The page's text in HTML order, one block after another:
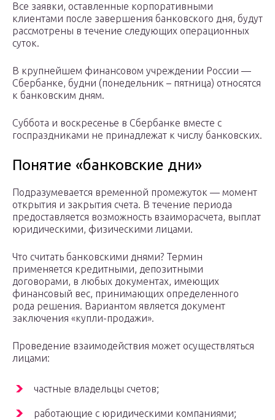
Все заявки, оставленные корпоративными
клиентами после завершения банковского дня, будут
рассмотрены в течение следующих операционных
суток.
В крупнейшем финансовом учреждении России —
Сбербанке, будни (понедельник – пятница) относятся
к банковским дням.
Суббота и воскресенье в Сбербанке вместе с
госпраздниками не принадлежат к числу банковских.
Понятие «банковские дни»
Подразумевается временной промежуток — момент
открытия и закрытия счета. В течение периода
предоставляется возможность взаиморасчета, выплат
юридическими, физическими лицами.
Что считать банковскими днями? Термин
применяется кредитными, депозитными
договорами, в любых документах, имеющих
финансовый вес, принимающих определенного
рода решения. Вариантом является документ
заключения «купли-продажи».
Проведение взаимодействия может осуществляться
лицами:
частные владельцы счетов;
работающие с юридическими компаниями;